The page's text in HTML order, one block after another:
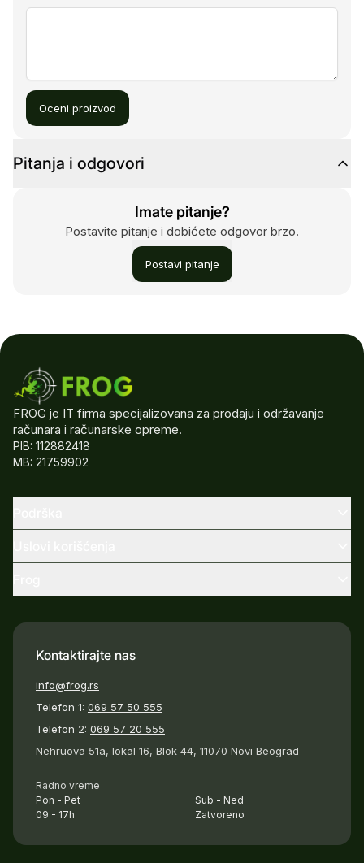
Oceni proizvod
Pitanja i odgovori
Imate pitanje?
Postavite pitanje i dobićete odgovor brzo.
Postavi pitanje
FROG je IT firma specijalizovana za prodaju i održavanje
računara i računarske opreme.
PIB: 112882418
MB: 21759902
Kontaktirajte nas
info@frog.rs
Telefon 1: 069 57 50 555
Telefon 2: 069 57 20 555
Nehruova 51a, lokal 16, Blok 44, 11070 Novi Beograd
Radno vreme
Pon - Pet
09 - 17h
Sub - Ned
Zatvoreno